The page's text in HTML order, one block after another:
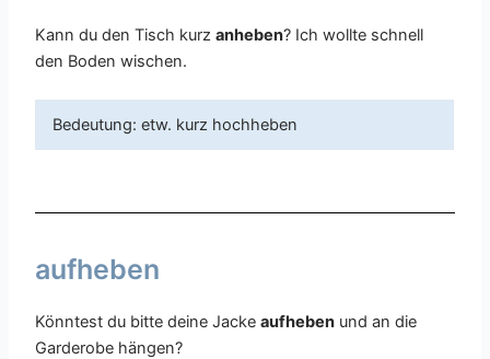
Kann du den Tisch kurzanheben? Ich wollte schnell
den Boden wischen.
Bedeutung: etw. kurz hochheben
aufheben
Könntest du bitte deine Jackeaufheben und an die
Garderobe hängen?